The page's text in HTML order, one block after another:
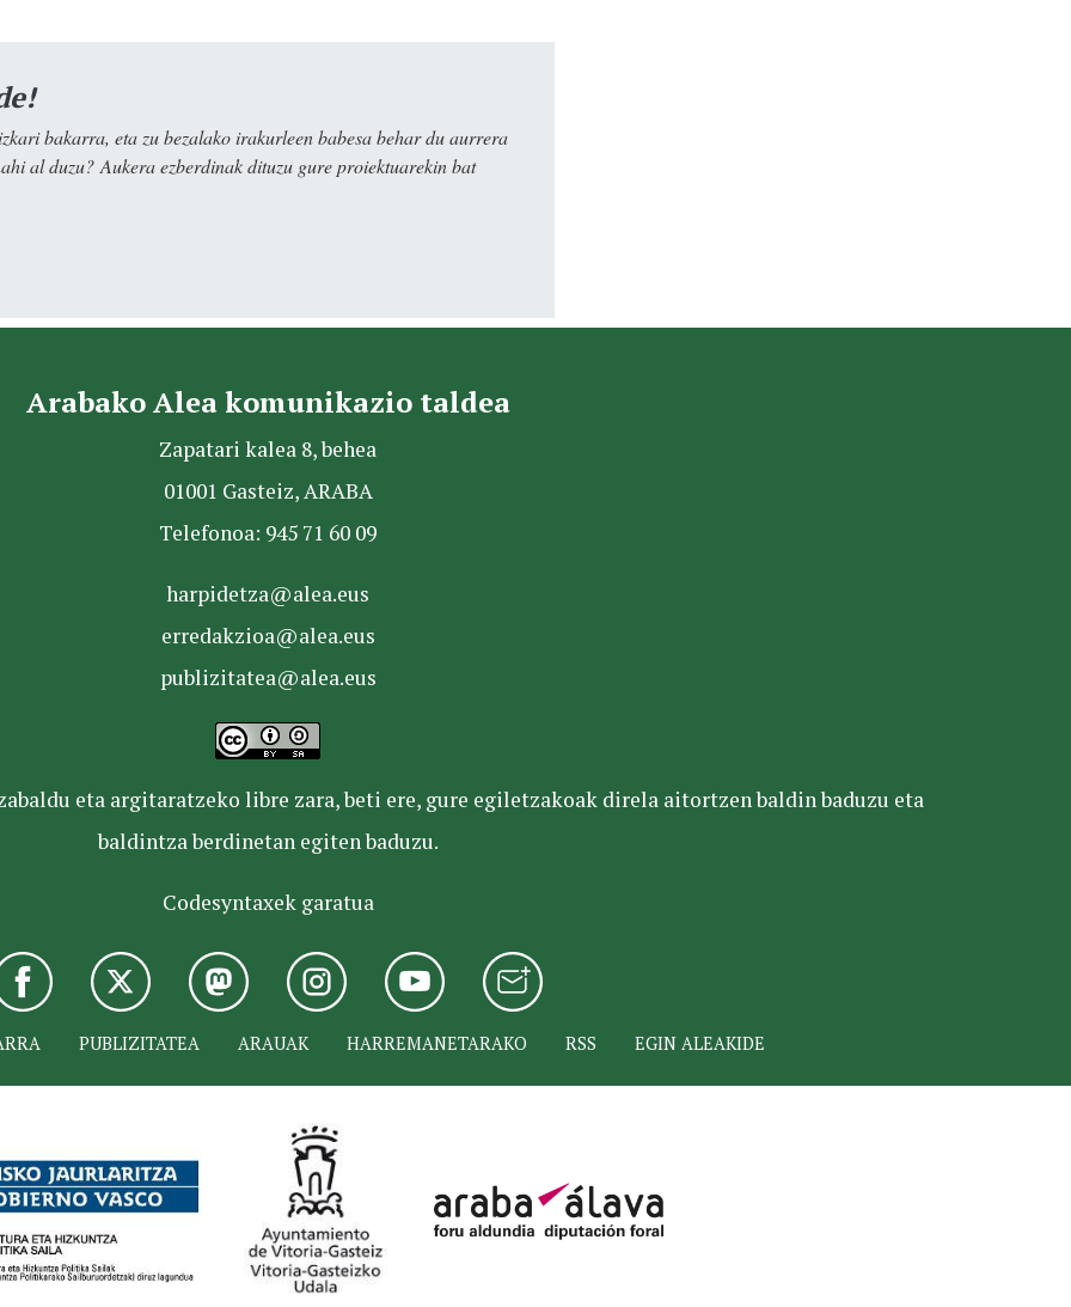
bakarra, eta zu bezalako irakurleen babesa behar du aurrera
al duzu? Aukera ezberdinak dituzu gure proiektuarekin bat
Arabako Alea komunikazio taldea
Zapatari kalea 8, behea
01001 Gasteiz, ARABA
Telefonoa: 945 71 60 09
harpidetza@alea.eus
erredakzioa@alea.eus
publizitatea@alea.eus
eta argitaratzeko libre zara, beti ere, gure egiletzakoak direla aitortzen baldin baduzu eta
baldintza berdinetan egiten baduzu.
Codesyntaxek garatua
PUBLIZITATEA ARAUAK HARREMANETARAKO RSS EGIN ALEAKIDE